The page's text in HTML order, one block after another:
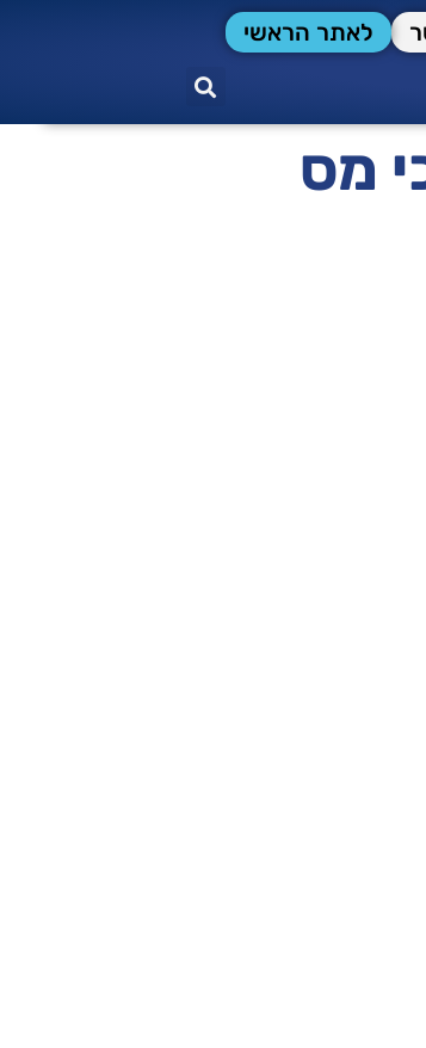
לאתר הראשי
מס